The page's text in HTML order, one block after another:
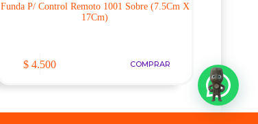
Funda P/ Control Remoto 1001 Sobre (7.5Cm X
17Cm)
$ 4.500 COMPRAR